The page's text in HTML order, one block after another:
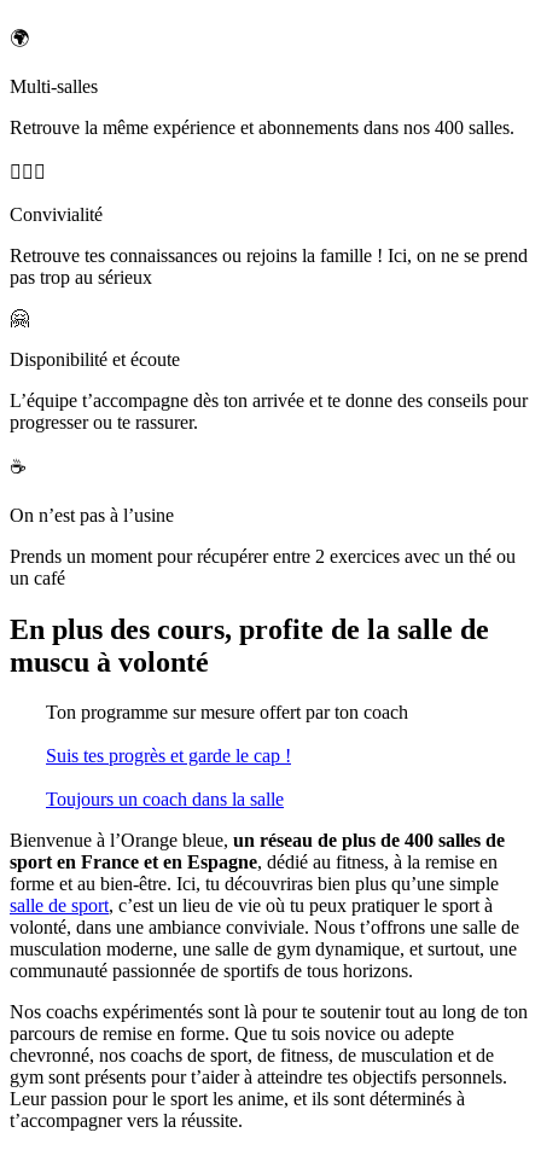
🌍
Multi-salles
Retrouve la même expérience et abonnements dans nos 400 salles.
🙋🏽‍♀️
Convivialité
Retrouve tes connaissances ou rejoins la famille ! Ici, on ne se prend
pas trop au sérieux
🤗
Disponibilité et écoute
L’équipe t’accompagne dès ton arrivée et te donne des conseils pour
progresser ou te rassurer.
☕️
On n’est pas à l’usine
Prends un moment pour récupérer entre 2 exercices avec un thé ou
un café
En plus des cours, profite de la salle de
muscu à volonté
Ton programme sur mesure offert par ton coach
Suis tes progrès et garde le cap !
Toujours un coach dans la salle
Bienvenue à l’Orange bleue, un réseau de plus de 400 salles de
sport en France et en Espagne, dédié au fitness, à la remise en
forme et au bien-être. Ici, tu découvriras bien plus qu’une simple
salle de sport, c’est un lieu de vie où tu peux pratiquer le sport à
volonté, dans une ambiance conviviale. Nous t’offrons une salle de
musculation moderne, une salle de gym dynamique, et surtout, une
communauté passionnée de sportifs de tous horizons.
Nos coachs expérimentés sont là pour te soutenir tout au long de ton
parcours de remise en forme. Que tu sois novice ou adepte
chevronné, nos coachs de sport, de fitness, de musculation et de
gym sont présents pour t’aider à atteindre tes objectifs personnels.
Leur passion pour le sport les anime, et ils sont déterminés à
t’accompagner vers la réussite.